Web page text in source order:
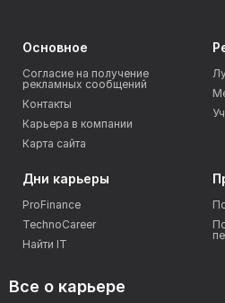
Все о карьере
Основное
Согласие на получение
рекламных сообщений
Контакты
Карьера в компании
Карта сайта
Дни карьеры
ProFinance
TechnoCareer
Найти IT